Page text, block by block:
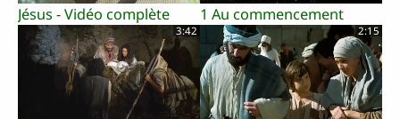
Jésus - Vidéo complète 1 Au commencement
3:42 2:15